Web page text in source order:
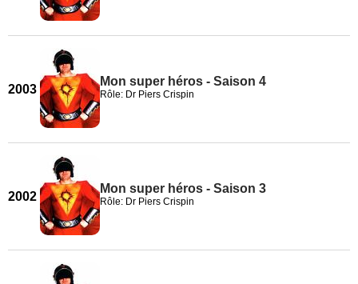
2003
Mon super héros - Saison 4
Rôle: Dr Piers Crispin
2002
Mon super héros - Saison 3
Rôle: Dr Piers Crispin